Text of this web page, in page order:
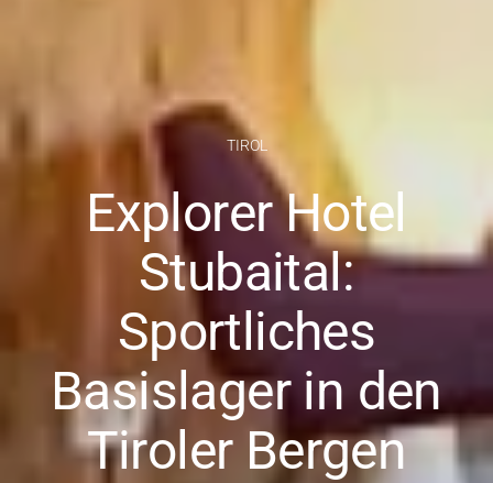
TIROL
Explorer Hotel
Stubaital:
Sportliches
Basislager in den
Tiroler Bergen